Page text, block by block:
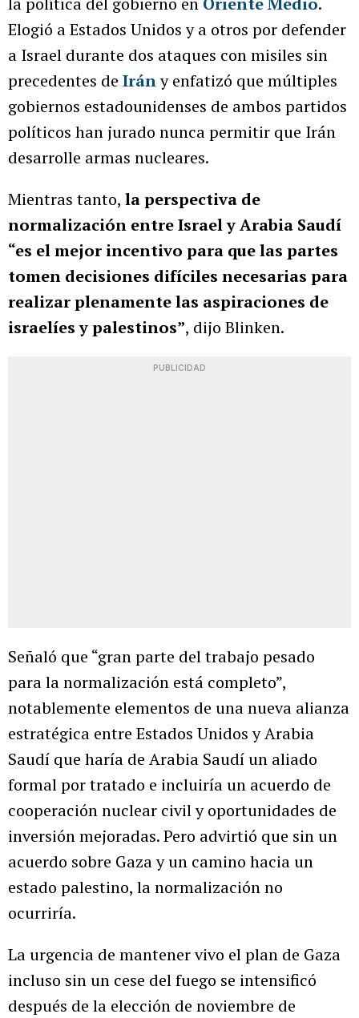
Elogió a Estados Unidos y a otros por defender
a Israel durante dos ataques con misiles sin
precedentes de Irány enfatizó que múltiples
gobiernos estadounidenses de ambos partidos
políticos han jurado nunca permitir que Irán
desarrolle armas nucleares.
Mientras tanto, la perspectiva de
normalización entre Israel y Arabia Saudí
“es el mejor incentivo para que las partes
tomen decisiones difíciles necesarias para
realizar plenamente las aspiraciones de
israelíes y palestinos”, dijo Blinken.
PUBLICIDAD
Señaló que “gran parte del trabajo pesado
para la normalización está completo”,
notablemente elementos de una nueva alianza
estratégica entre Estados Unidos y Arabia
Saudí que haría de Arabia Saudí un aliado
formal por tratado e incluiría un acuerdo de
cooperación nuclear civil y oportunidades de
inversión mejoradas. Pero advirtió que sin un
acuerdo sobre Gaza y un camino hacia un
estado palestino, la normalización no
ocurriría.
La urgencia de mantener vivo el plan de Gaza
incluso sin un cese del fuego se intensificó
después de la elección de noviembre de